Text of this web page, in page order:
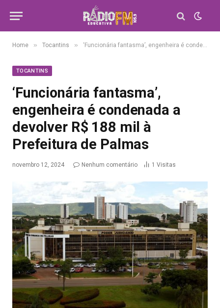
Home » Tocantins » ‘Funcionária fantasma’, engenheira é condenada a devolver R$ 188 mil à Prefeitura de Palmas
TOCANTINS
‘Funcionária fantasma’,
engenheira é condenada a
devolver R$ 188 mil à
Prefeitura de Palmas
novembro 12, 2024 Nenhum comentário 1 Visitas